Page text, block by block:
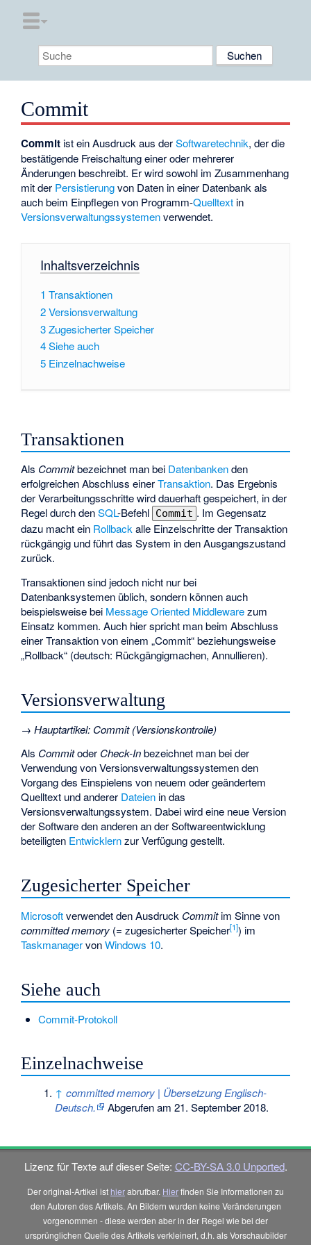
Commit
Commit ist ein Ausdruck aus derSoftwaretechnik, der die
bestätigende Freischaltung einer oder mehrerer
Änderungen beschreibt. Er wird sowohl im Zusammenhang
mit der Persistierungvon Daten in einer Datenbank als
auch beim Einpflegen von Programm-Quelltext in
Versionsverwaltungssystemenverwendet.
Inhaltsverzeichnis
1 Transaktionen
2Versionsverwaltung
3Zugesicherter Speicher
4Siehe auch
5 Einzelnachweise
Transaktionen
Als Commitbezeichnet man bei Datenbankenden
erfolgreichen Abschluss einerTransaktion. Das Ergebnis
der Verarbeitungsschritte wird dauerhaft gespeichert, in der
Regel durch denSQL-Befehl Commit . Im Gegensatz
dazu macht ein Rollbackalle Einzelschritte der Transaktion
rückgängig und führt das System in den Ausgangszustand
zurück.
Transaktionen sind jedoch nicht nur bei
Datenbanksystemen üblich, sondern können auch
beispielsweise bei Message Oriented Middlewarezum
Einsatz kommen. Auch hier spricht man beim Abschluss
einer Transaktion von einem „Commit“ beziehungsweise
„Rollback“ (deutsch: Rückgängigmachen, Annullieren).
Versionsverwaltung
→Hauptartikel: Commit (Versionskontrolle)
Als Commitoder Check-Inbezeichnet man bei der
Verwendung von Versionsverwaltungssystemen den
Vorgang des Einspielens von neuem oder geändertem
Quelltext und anderer Dateien in das
Versionsverwaltungssystem. Dabei wird eine neue Version
der Software den anderen an der Softwareentwicklung
beteiligten Entwicklernzur Verfügung gestellt.
Zugesicherter Speicher
Microsoftverwendet den Ausdruck Commitim Sinne von
committed memory (= zugesicherter Speicher[1]) im
TaskmanagervonWindows 10.
Siehe auch
Commit-Protokoll
Einzelnachweise
↑ committed memory | Übersetzung Englisch-
Deutsch.
Abgerufen am 21. September 2018.
Lizenz für Texte auf dieser Seite: CC-BY-SA 3.0 Unported.
Der original-Artikel ist hierabrufbar. Hierfinden Sie Informationen zu
den Autoren des Artikels. An Bildern wurden keine Veränderungen
vorgenommen - diese werden aber in der Regel wie bei der
ursprünglichen Quelle des Artikels verkleinert, d.h. als Vorschaubilder